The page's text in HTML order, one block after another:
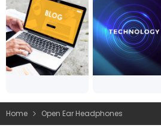
Home Open Ear Headphones